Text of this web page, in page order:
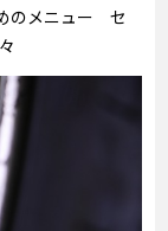
のメニュー セ